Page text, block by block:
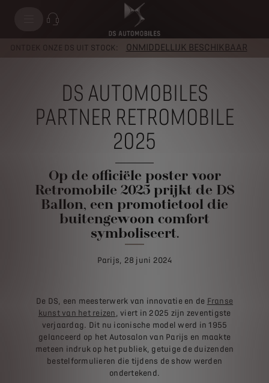
ONTDEK ONZE DS UIT STOCK: ONMIDDELLIJK BESCHIKBAAR
DS AUTOMOBILES
PARTNER RETROMOBILE
2025
Op de officiële poster voor
Retromobile 2025 prijkt de DS
Ballon, een promotietool die
buitengewoon comfort
symboliseert.
Parijs, 28 juni 2024
De DS, een meesterwerk van innovatie en de Franse
kunst van het reizen , viert in 2025 zijn zeventigste
verjaardag. Dit nu iconische model werd in 1955
gelanceerd op het Autosalon van Parijs en maakte
meteen indruk op het publiek, getuige de duizenden
bestelformulieren die tijdens de show werden
ondertekend.